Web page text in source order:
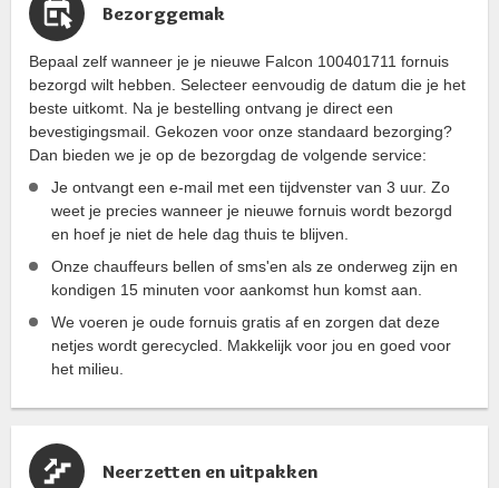
Bezorggemak
Bepaal zelf wanneer je je nieuwe Falcon 100401711 fornuis
bezorgd wilt hebben. Selecteer eenvoudig de datum die je het
beste uitkomt. Na je bestelling ontvang je direct een
bevestigingsmail. Gekozen voor onze standaard bezorging?
Dan bieden we je op de bezorgdag de volgende service:
Je ontvangt een e-mail met een tijdvenster van 3 uur. Zo
weet je precies wanneer je nieuwe fornuis wordt bezorgd
en hoef je niet de hele dag thuis te blijven.
Onze chauffeurs bellen of sms'en als ze onderweg zijn en
kondigen 15 minuten voor aankomst hun komst aan.
We voeren je oude fornuis gratis af en zorgen dat deze
netjes wordt gerecycled. Makkelijk voor jou en goed voor
het milieu.
Neerzetten en uitpakken